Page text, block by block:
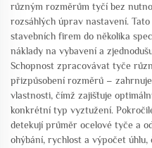
různým rozměrům tyčí bez
rozsáhlých úprav nastavení.
stavebních firem do několika
náklady na vybavení a
Schopnost zpracovávat tyče
přizpůsobení rozměrů –
vlastnosti, čímž zajišťuje
konkrétní typ vyztužení.
detekují průměr ocelové tyče a
ohýbání, rychlost a výpočet